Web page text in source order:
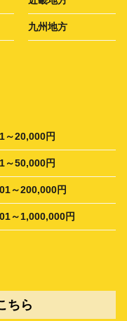
九州地方
～20,000円
～50,000円
～200,000円
～1,000,000円
ちら